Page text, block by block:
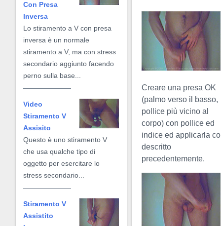
Con Presa
Inversa
Lo stiramento a V con presa
inversa è un normale
stiramento a V, ma con stress
secondario aggiunto facendo
perno sulla base...
Video
Stiramento V
Assisito
Questo è uno stiramento V
che usa qualche tipo di
oggetto per esercitare lo
stress secondario...
Stiramento V
Assistito
Creare una presa OK
(palmo verso il basso,
pollice più vicino al
corpo) con pollice ed
indice ed applicarla
descritto
precedentemente.